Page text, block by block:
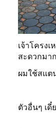
เจ้าโครง
สะดวกมา
ผมใช้สแต
ตัวอื่นๆ เดี๋